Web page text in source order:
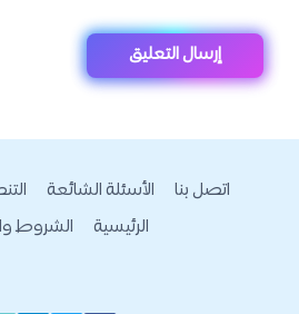
اتصل بنا الأسئلة الشائعة
الرئيسية
الشروط